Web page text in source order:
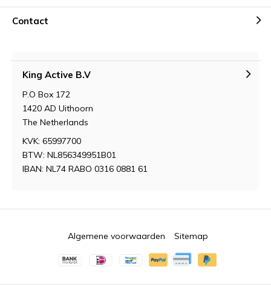
Contact
King Active B.V
P.O Box 172
1420 AD Uithoorn
The Netherlands
KVK: 65997700
BTW: NL856349951B01
IBAN: NL74 RABO 0316 0881 61
Algemene voorwaarden Sitemap